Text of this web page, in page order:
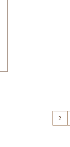
2